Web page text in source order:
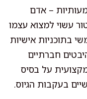
– אדם
עשוי למצוא עצמו
בתוכניות אישיות
חברתיים
על בסיס
בעקבות הגיוס.